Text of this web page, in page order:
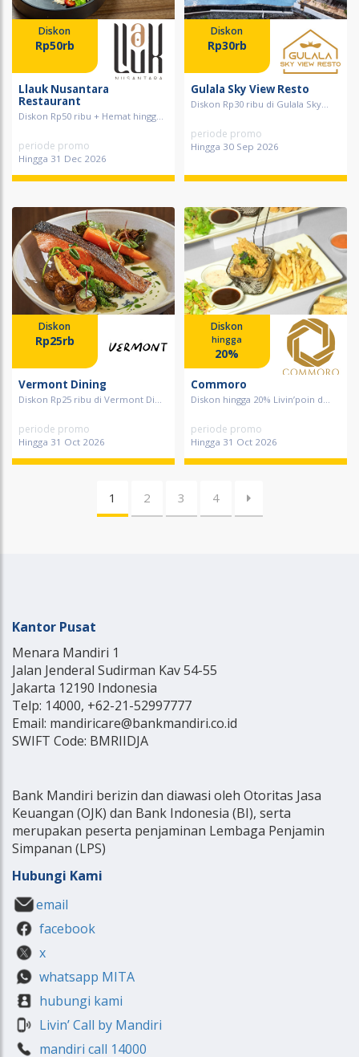
Diskon
Rp50rb
Llauk Nusantara
Restaurant
Diskon Rp50 ribu + Hemat hingg...
periode promo
Hingga 31 Dec 2026
Diskon
Rp30rb
Gulala Sky View Resto
Diskon Rp30 ribu di Gulala Sky...
periode promo
Hingga 30 Sep 2026
Diskon
Rp25rb
Vermont Dining
Diskon Rp25 ribu di Vermont Di...
periode promo
Hingga 31 Oct 2026
Diskon
hingga
20%
Commoro
Diskon hingga 20% Livin’poin d...
periode promo
Hingga 31 Oct 2026
1 2 3 4
Kantor Pusat
Menara Mandiri 1
Jalan Jenderal Sudirman Kav 54-55
Jakarta 12190 Indonesia
Telp: 14000, +62-21-52997777
Email: mandiricare@bankmandiri.co.id
SWIFT Code: BMRIIDJA
Bank Mandiri berizin dan diawasi oleh Otoritas Jasa
Keuangan (OJK) dan Bank Indonesia (BI), serta
merupakan peserta penjaminan Lembaga Penjamin
Simpanan (LPS)
Hubungi Kami
email
facebook
x
whatsapp MITA
hubungi kami
Livin’ Call by Mandiri
mandiri call 14000